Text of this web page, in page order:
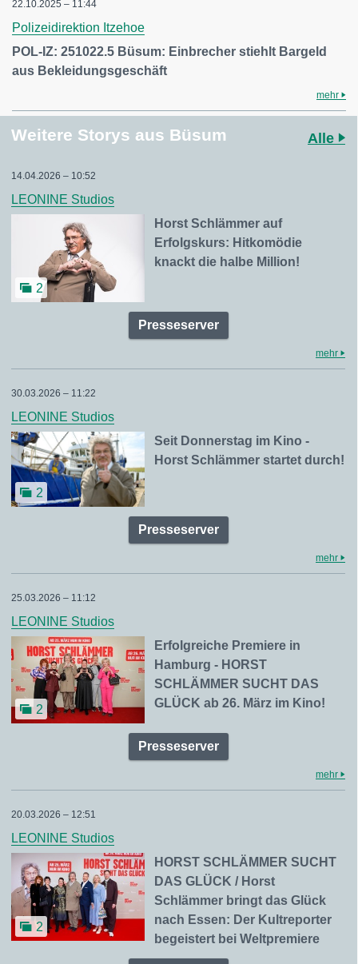
22.10.2025 – 11:44
Polizeidirektion Itzehoe
POL-IZ: 251022.5 Büsum: Einbrecher stiehlt Bargeld
aus Bekleidungsgeschäft
mehr
Weitere Storys aus Büsum Alle
14.04.2026 – 10:52
LEONINE Studios
2
Horst Schlämmer auf
Erfolgskurs: Hitkomödie
knackt die halbe Million!
Presseserver
mehr
30.03.2026 – 11:22
LEONINE Studios
2
Seit Donnerstag im Kino -
Horst Schlämmer startet durch!
Presseserver
mehr
25.03.2026 – 11:12
LEONINE Studios
2
Erfolgreiche Premiere in
Hamburg - HORST
SCHLÄMMER SUCHT DAS
GLÜCK ab 26. März im Kino!
Presseserver
mehr
20.03.2026 – 12:51
LEONINE Studios
2
HORST SCHLÄMMER SUCHT
DAS GLÜCK / Horst
Schlämmer bringt das Glück
nach Essen: Der Kultreporter
begeistert bei Weltpremiere